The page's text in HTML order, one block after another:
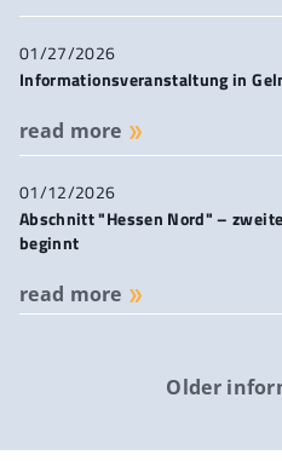
01/27/2026
Informationsveranstaltung in
read more
01/12/2026
Abschnitt "Hessen Nord" –
beginnt
read more
Older